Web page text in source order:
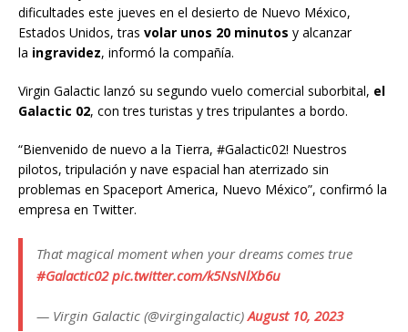
dificultades este jueves en el desierto de Nuevo México,
Estados Unidos, tras volar unos 20 minutos y alcanzar
la ingravidez, informó la compañía.
Virgin Galactic lanzó su segundo vuelo comercial suborbital, el
Galactic 02, con tres turistas y tres tripulantes a bordo.
“Bienvenido de nuevo a la Tierra, #Galactic02! Nuestros
pilotos, tripulación y nave espacial han aterrizado sin
problemas en Spaceport America, Nuevo México”, confirmó la
empresa en Twitter.
That magical moment when your dreams comes true
#Galactic02 pic.twitter.com/k5NsNlXb6u
— Virgin Galactic (@virgingalactic)August 10, 2023